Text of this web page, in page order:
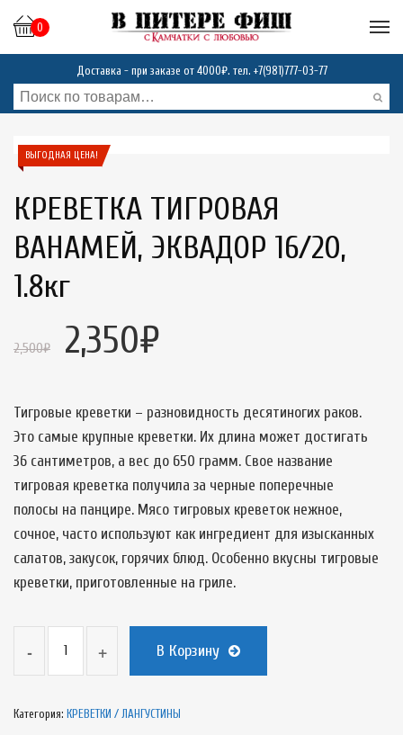
0
Доставка - при заказе от 4000₽. тел. +7(981)777-03-77
ВЫГОДНАЯ ЦЕНА!
КРЕВЕТКА ТИГРОВАЯ
ВАНАМЕЙ, ЭКВАДОР 16/20,
1.8кг
2,500₽ 2,350₽
Тигровые креветки – разновидность десятиногих раков.
Это самые крупные креветки. Их длина может достигать
36 сантиметров, а вес до 650 грамм. Свое название
тигровая креветка получила за черные поперечные
полосы на панцире. Мясо тигровых креветок нежное,
сочное, часто используют как ингредиент для изысканных
салатов, закусок, горячих блюд. Особенно вкусны тигровые
креветки, приготовленные на гриле.
В Корзину
Категория: КРЕВЕТКИ / ЛАНГУСТИНЫ